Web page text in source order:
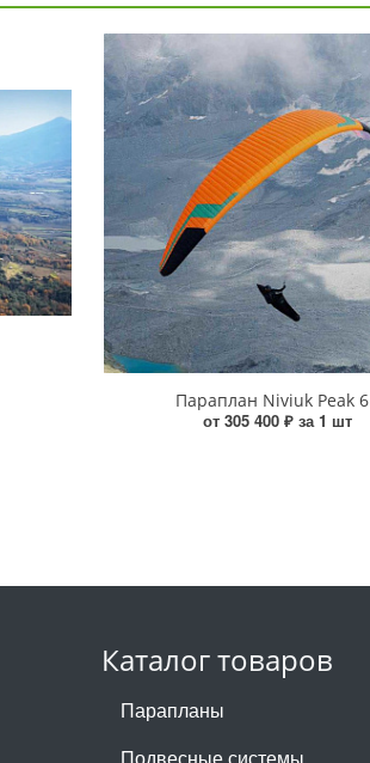
Параплан Niviuk Peak 6
от 305 400 ₽ за 1 шт
Каталог товаров
Парапланы